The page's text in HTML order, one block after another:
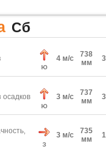
Сб
Ю
4 м/с
738
мм
осадков
Ю
3 м/с
737
мм
З
3 м/с
735
мм